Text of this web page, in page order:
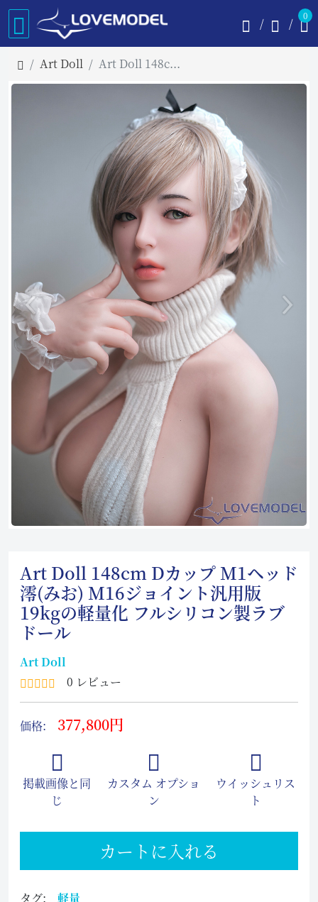
0
Art Doll Art Doll 148cm Dカップ M1 澪(みお) フルシリコン製ラブドール
Art Doll 148cm Dカップ M1ヘッド
澪(みお) M16ジョイント汎用版
19kgの軽量化 フルシリコン製ラブ
ドール
Art Doll
0 レビュー
価格: 377,800円
掲載画像と同
じ
カスタム オプショ
ン
ウイッシュリス
ト
カートに入れる
タグ: 軽量